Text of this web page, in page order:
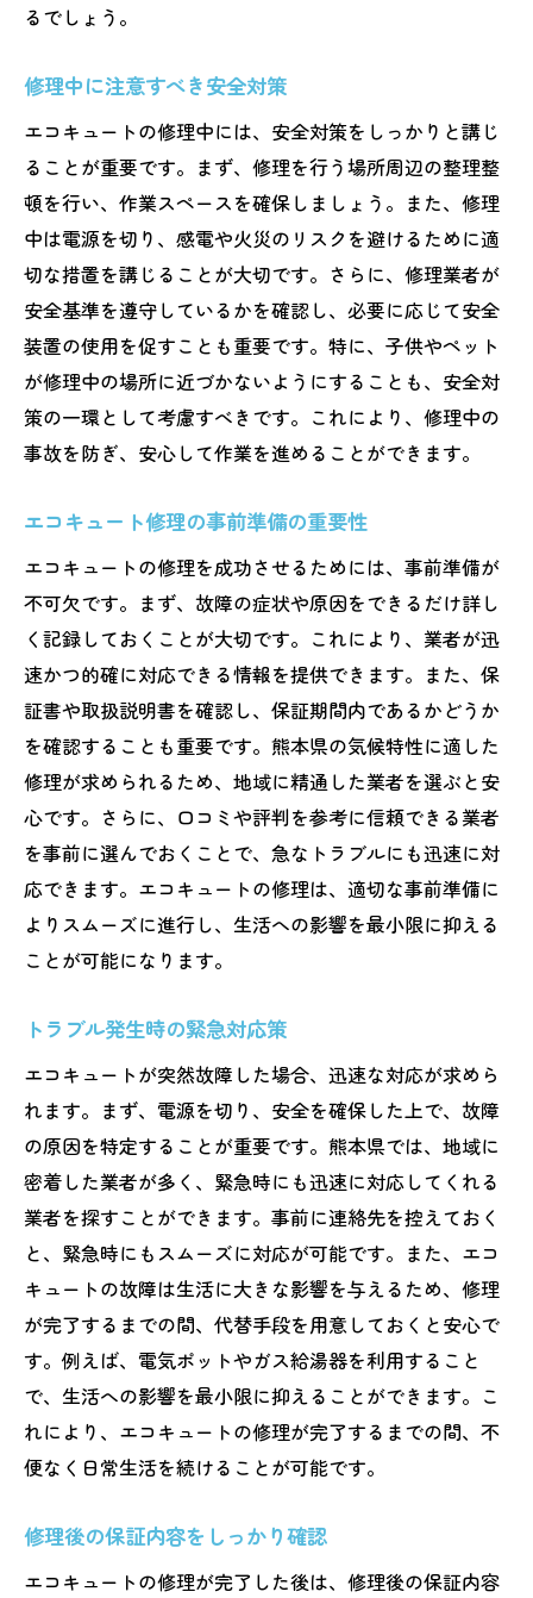
るでしょう。
修理中に注意すべき安全対策
エコキュートの修理中には、安全対策をしっかりと講じ
ることが重要です。まず、修理を行う場所周辺の整理整
頓を行い、作業スペースを確保しましょう。また、修理
中は電源を切り、感電や火災のリスクを避けるために適
切な措置を講じることが大切です。さらに、修理業者が
安全基準を遵守しているかを確認し、必要に応じて安全
装置の使用を促すことも重要です。特に、子供やペット
が修理中の場所に近づかないようにすることも、安全対
策の一環として考慮すべきです。これにより、修理中の
事故を防ぎ、安心して作業を進めることができます。
エコキュート修理の事前準備の重要性
エコキュートの修理を成功させるためには、事前準備が
不可欠です。まず、故障の症状や原因をできるだけ詳し
く記録しておくことが大切です。これにより、業者が迅
速かつ的確に対応できる情報を提供できます。また、保
証書や取扱説明書を確認し、保証期間内であるかどうか
を確認することも重要です。熊本県の気候特性に適した
修理が求められるため、地域に精通した業者を選ぶと安
心です。さらに、口コミや評判を参考に信頼できる業者
を事前に選んでおくことで、急なトラブルにも迅速に対
応できます。エコキュートの修理は、適切な事前準備に
よりスムーズに進行し、生活への影響を最小限に抑える
ことが可能になります。
トラブル発生時の緊急対応策
エコキュートが突然故障した場合、迅速な対応が求めら
れます。まず、電源を切り、安全を確保した上で、故障
の原因を特定することが重要です。熊本県では、地域に
密着した業者が多く、緊急時にも迅速に対応してくれる
業者を探すことができます。事前に連絡先を控えておく
と、緊急時にもスムーズに対応が可能です。また、エコ
キュートの故障は生活に大きな影響を与えるため、修理
が完了するまでの間、代替手段を用意しておくと安心で
す。例えば、電気ポットやガス給湯器を利用すること
で、生活への影響を最小限に抑えることができます。こ
れにより、エコキュートの修理が完了するまでの間、不
便なく日常生活を続けることが可能です。
修理後の保証内容をしっかり確認
エコキュートの修理が完了した後は、修理後の保証内容